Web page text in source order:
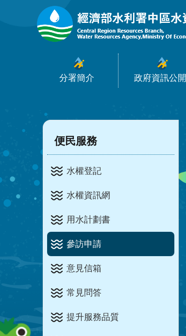
跳到主要內容區塊
分署簡介 政府資訊公開
:::
便民服務
水權登記
水權資訊網
用水計劃書
參訪申請
意見信箱
常見問答
提升服務品質